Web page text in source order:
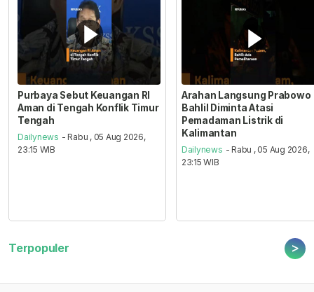
Purbaya Sebut Keuangan RI
Aman di Tengah Konflik Timur
Tengah
Dailynews - Rabu , 05 Aug 2026,
23:15 WIB
Arahan Langsung Prabowo
Bahlil Diminta Atasi
Pemadaman Listrik di
Kalimantan
Dailynews - Rabu , 05 Aug 2026,
23:15 WIB
Terpopuler >